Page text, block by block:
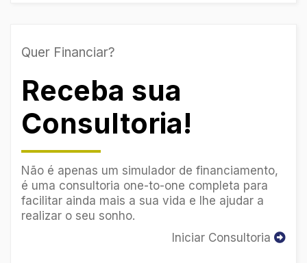
Quer Financiar?
Receba sua
Consultoria!
Não é apenas um simulador de financiamento,
é uma consultoria one-to-one completa para
facilitar ainda mais a sua vida e lhe ajudar a
realizar o seu sonho.
Iniciar Consultoria